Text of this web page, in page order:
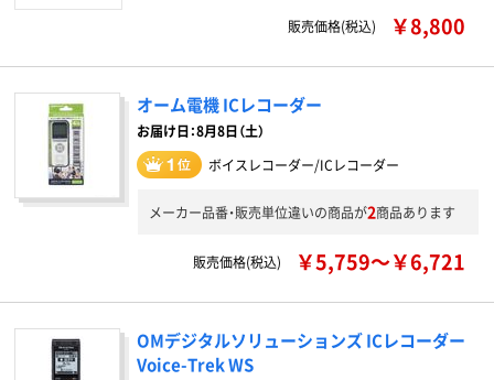
販売価格(税込)
￥8,800
オーム電機 ICレコーダー
お届け日：8月8日（土）
ボイスレコーダー/ICレコーダー
メーカー品番・販売単位違いの商品が2商品あります
販売価格(税込) ￥5,759～￥6,721
OMデジタルソリューションズ ICレコーダー
Voice-Trek WS